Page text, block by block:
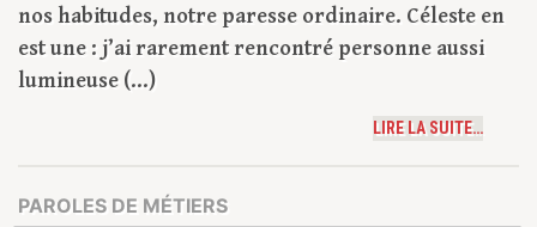
nos habitudes, notre paresse ordinaire. Céleste en
est une : j’ai rarement rencontré personne aussi
lumineuse (...)
LIRE LA SUITE…
PAROLES DE MÉTIERS